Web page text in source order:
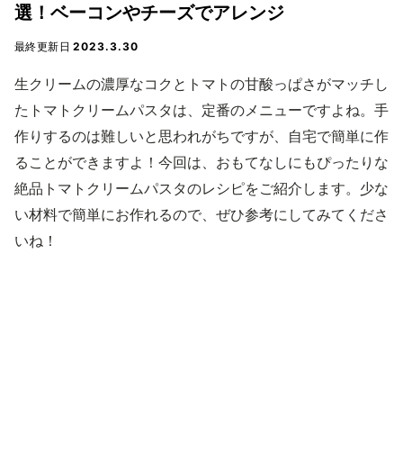
選！ベーコンやチーズでアレンジ
最終更新日2023.3.30
生クリームの濃厚なコクとトマトの甘酸っぱさがマッチし
たトマトクリームパスタは、定番のメニューですよね。手
作りするのは難しいと思われがちですが、自宅で簡単に作
ることができますよ！今回は、おもてなしにもぴったりな
絶品トマトクリームパスタのレシピをご紹介します。少な
い材料で簡単にお作れるので、ぜひ参考にしてみてくださ
いね！